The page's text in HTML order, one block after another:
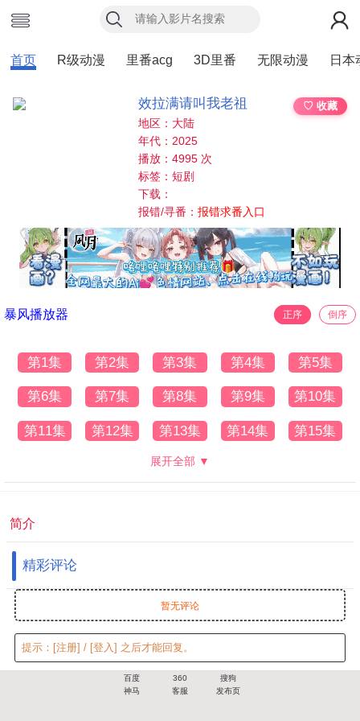
首页 R级动漫 里番acg 3D里番 无限动漫 日本
效拉满请叫我老祖
♡ 收藏
地区：大陆
年代：2025
播放：4995 次
标签：短剧
下载：
报错/寻番：报错求番入口
暴风播放器 正序 倒序
第1集 第2集 第3集 第4集 第5集
第6集 第7集 第8集 第9集 第10集
第11集 第12集 第13集 第14集 第15集
展开全部 ▼
简介
精彩评论
暂无评论
提示： [注册] / [登入] 之后才能回复。
百度 360
搜狗
神马
客服 发布页